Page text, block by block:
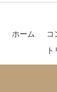
ホーム コ